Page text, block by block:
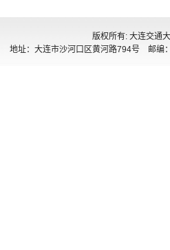
版权所有: 大连交通
地址：大连市沙河口区黄河路794号 邮